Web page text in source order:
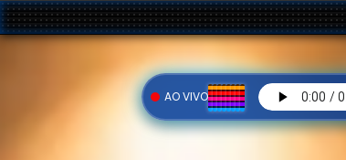
AO VIVO